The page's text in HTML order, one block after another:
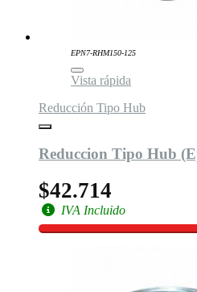
EPN7-RHM150-125
Vista rápida
Reducción Tipo Hub
Reduccion Tipo Hub
$42.714
IVA Incluido